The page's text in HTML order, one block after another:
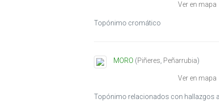
Ver en mapa
Topónimo cromático
MORO (Piñeres, Peñarrubia)
Ver en mapa
Topónimo relacionados con hallazgos